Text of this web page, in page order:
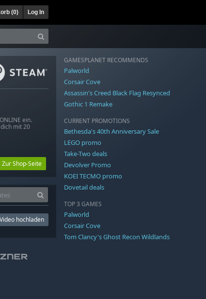
(0) Log In
ein.
mit 20
Zur Shop-Seite
hochladen
GAMESPLANET RECOMMENDS
Palworld
Corsair Cove
Assassin's Creed Black Flag Resynced
Gothic 1 Remake
CURRENT PROMOTIONS
Bethesda's 40th Anniversary Sale
LEGO promo
Take-Two deals
Devolver Promo
KOEI TECMO promo
Dovetail deals
TOP 3 GAMES
Palworld
Corsair Cove
Tom Clancy's Ghost Recon Wildlands